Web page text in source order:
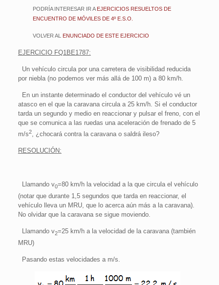
PODRÍA INTERESAR IR A EJERCICIOS RESUELTOS DE
ENCUENTRO DE MÓVILES DE 4º E.S.O.
VOLVER AL ENUNCIADO DE ESTE EJERCICIO
EJERCICIO FQ1BE1787:
Un vehículo circula por una carretera de visibilidad reducida
por niebla (no podemos ver más allá de 100 m) a 80 km/h.
En un instante determinado el conductor del vehículo vé un
atasco en el que la caravana circula a 25 km/h. Si el conductor
tarda un segundo y medio en reaccionar y pulsar el freno, con el
que se comunica a las ruedas una aceleración de frenado de 5
m/s2, ¿chocará contra la caravana o saldrá ileso?
RESOLUCIÓN:
Llamando v0=80 km/h la velocidad a la que circula el vehículo
(notar que durante 1,5 segundos que tarda en reaccionar, el
vehículo lleva un MRU, que lo acerca aún más a la caravana).
No olvidar que la caravana se sigue moviendo.
Llamando v2=25 km/h a la velocidad de la caravana (también
MRU)
Pasando estas velocidades a m/s.